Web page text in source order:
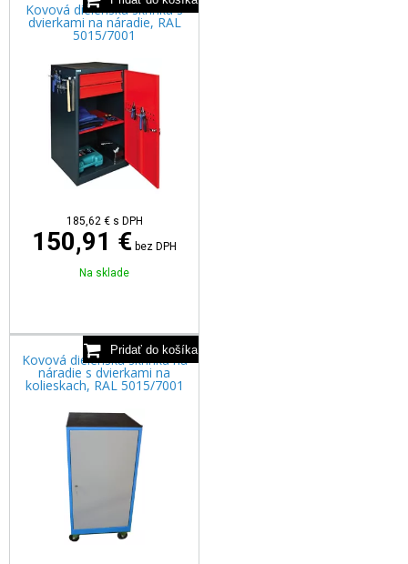
Kovová dielenská skrinka s
dvierkami na náradie, RAL
5015/7001
185,62 € s DPH
150,91 € bez DPH
Na sklade
Kovová dielenská skrinka na
náradie s dvierkami na
kolieskach, RAL 5015/7001